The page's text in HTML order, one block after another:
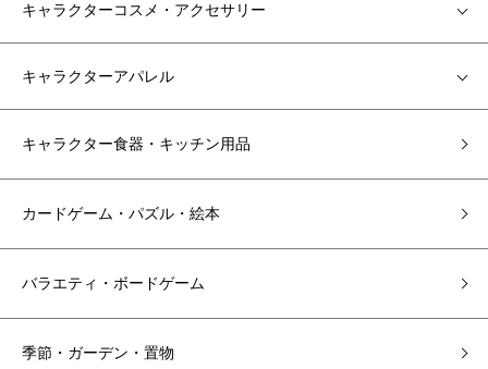
キャラクターコスメ・アクセサリー
キャラクターアパレル
キャラクター食器・キッチン用品
カードゲーム・パズル・絵本
バラエティ・ボードゲーム
季節・ガーデン・置物